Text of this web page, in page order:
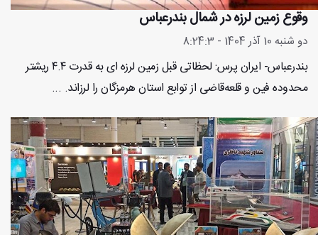
وقوع زمین لرزه در شمال بندرعباس
دو شنبه 10 آذر 1404 - 8:24:3
بندرعباس- ایران پرس: لحظاتی قبل زمین لرزه ای به قدرت ۴.۴ ریشتر
محدوده فین و قلعه‌قاضی از توابع استان هرمزگان را لرزاند. ...